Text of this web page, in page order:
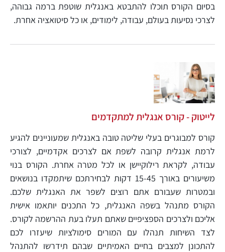
בסיום הקורס תוכלו להתבטא באנגלית שוטפת ברמה גבוהה,
לצרכי נסיעות בעולם, עבודה, לימודים, או כל סיטואציה אחרת.
לייטוק - קורס אנגלית למתקדמים
קורס למבוגרים בעלי שליטה טובה באנגלית שמעוניינים להגיע
לרמת אנגלית קרובה לשפת אם לצרכים אקדמיים, לצורכי
עבודה, לקראת רילוקיישן או לכל מטרה אחרת. הקורס בנוי
משיעורים באורך 15-45 דקות לבחירתכם שיתמקדו בנושאים
ובמטרות שעבורם אתם רוצים לשפר את האנגלית שלכם.
הקורס מתנהל בשפה האנגלית, כל התכנים יותאמו אישית
אליכם ולצרכים הספציפיים שאתם תעלו בעת ההרשמה לקורס.
לצד השיחות תנהלו עם המורים סימולציות שיעזרו לכם
להתכונן למצבים בחיים האמיתיים שבהם תידרשו להתנהל